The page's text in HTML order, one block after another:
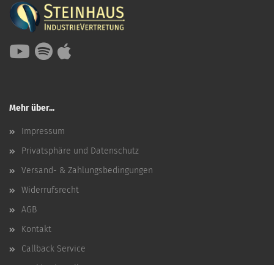
Mehr über...
Impressum
Privatsphäre und Datenschutz
Versand- & Zahlungsbedingungen
Widerrufsrecht
AGB
Kontakt
Callback Service